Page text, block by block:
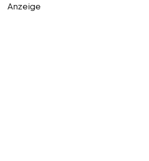
Anzeige